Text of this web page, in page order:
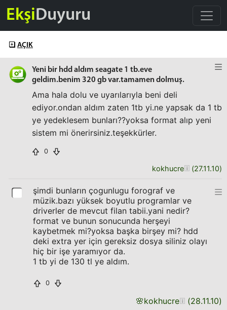
EkşiDuyuru
AÇIK
Yeni bir hdd aldım seagate 1 tb.eve
geldim.benim 320 gb var.tamamen dolmuş.
Ama hala dolu ve uyarılarıyla beni deli
ediyor.ondan aldım zaten 1tb yi.ne yapsak da 1 tb
ye yedeklesem bunları??yoksa format alıp yeni
sistem mi önerirsiniz.teşekkürler.
0
kokhucre (27.11.10)
şimdi bunların çogunlugu forograf ve
müzik.bazı yüksek boyutlu programlar ve
driverler de mevcut filan tabii.yani nedir?
format ve bunun sonucunda herşeyi
kaybetmek mi?yoksa başka birşey mi? hdd
deki extra yer için gereksiz dosya siliniz olayı
hiç bir işe yaramıyor da.
1 tb yi de 130 tl ye aldım.
0
🌸kokhucre (28.11.10)